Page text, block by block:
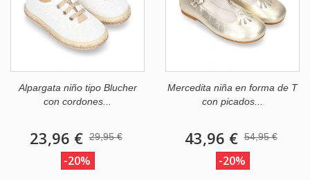
Alpargata niño tipo Blucher
con cordones...
23,96 € 29,95 €
-20%
Mercedita niña en forma de T
con picados...
43,96 € 54,95 €
-20%